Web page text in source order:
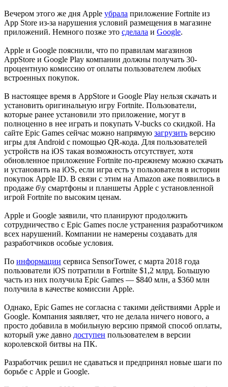
Вечером этого же дня Apple убрала приложение Fortnite из
App Store из-за нарушения условий размещения в магазине
приложений. Немного позже это сделала и Google.
Apple и Google пояснили, что по правилам магазинов
AppStore и Google Play компании должны получать 30-
процентную комиссию от оплаты пользователем любых
встроенных покупок.
В настоящее время в AppStore и Google Play нельзя скачать и
установить оригинальную игру Fortnite. Пользователи,
которые ранее установили это приложение, могут в
полноценно в нее играть и покупать V-bucks со скидкой. На
сайте Epic Games сейчас можно напрямую загрузить версию
игры для Android с помощью QR-кода. Для пользователей
устройств на iOS такая возможность отсутствует, хотя
обновленное приложение Fortnite по-прежнему можно скачать
и установить на iOS, если игра есть у пользователя в истории
покупок Apple ID. В связи с этим на Amazon аже появились в
продаже б\у смартфоны и планшеты Apple с установленной
игрой Fortnite по высоким ценам.
Apple и Google заявили, что планируют продолжить
сотрудничество с Epic Games после устранения разработчиком
всех нарушений. Компании не намерены создавать для
разработчиков особые условия.
По информации сервиса SensorTower, с марта 2018 года
пользователи iOS потратили в Fortnite $1,2 млрд. Большую
часть из них получила Epic Games — $840 млн, а $360 млн
получила в качестве комиссии Apple.
Однако, Epic Games не согласна с такими действиями Apple и
Google. Компания заявляет, что не делала ничего нового, а
просто добавила в мобильную версию прямой способ оплаты,
который уже давно доступен пользователем в версии
королевской битвы на ПК.
Разработчик решил не сдаваться и предпринял новые шаги по
борьбе с Apple и Google.